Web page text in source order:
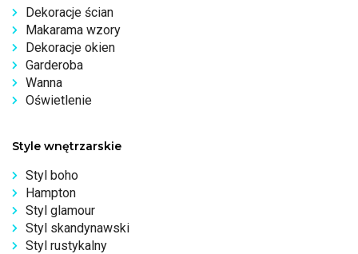
Dekoracje ścian
Makarama wzory
Dekoracje okien
Garderoba
Wanna
Oświetlenie
Style wnętrzarskie
Styl boho
Hampton
Styl glamour
Styl skandynawski
Styl rustykalny